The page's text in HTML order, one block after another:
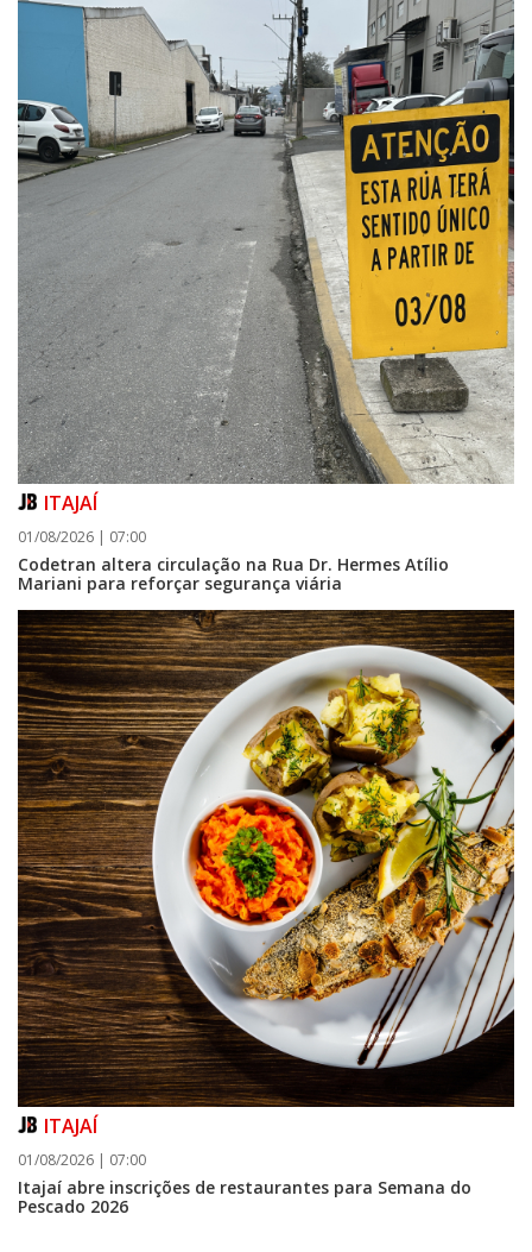
ITAJAÍ
01/08/2026 | 07:00
Codetran altera circulação na Rua Dr. Hermes Atílio
Mariani para reforçar segurança viária
ITAJAÍ
01/08/2026 | 07:00
Itajaí abre inscrições de restaurantes para Semana do
Pescado 2026